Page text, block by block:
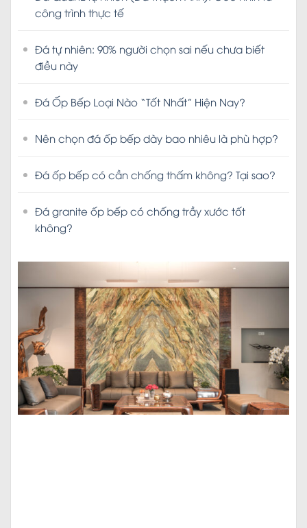
điều này
Đá Ốp Bếp Loại Nào “Tốt Nhất” Hiện Nay?
không?